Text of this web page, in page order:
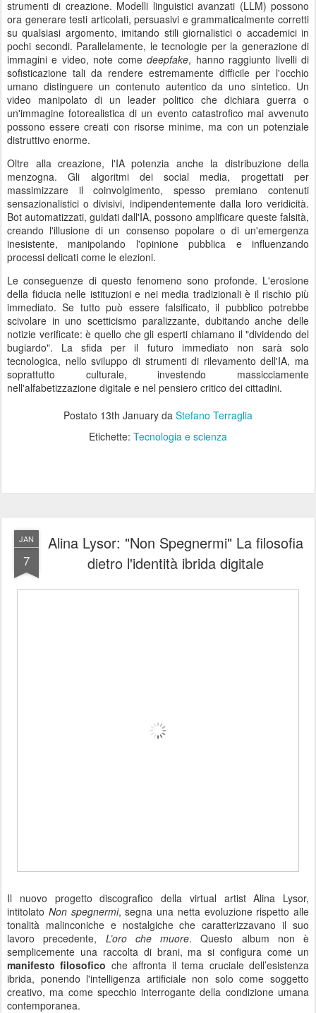
strumenti di creazione. Modelli linguistici avanzati (LLM) possono
ora generare testi articolati, persuasivi e grammaticalmente corretti
su qualsiasi argomento, imitando stili giornalistici o accademici in
pochi secondi. Parallelamente, le tecnologie per la generazione di
immagini e video, note comedeepfake, hanno raggiunto livelli di
sofisticazione tali da rendere estremamente difficile per l'occhio
umano distinguere un contenuto autentico da uno sintetico. Un
video manipolato di un leader politico che dichiara guerra o
un'immagine fotorealistica di un evento catastrofico mai avvenuto
possono essere creati con risorse minime, ma con un potenziale
distruttivo enorme.
Oltre alla creazione, l'IA potenzia anche la distribuzione della
menzogna. Gli algoritmi dei social media, progettati per
massimizzare il coinvolgimento, spesso premiano contenuti
sensazionalistici o divisivi, indipendentemente dalla loro veridicità.
Bot automatizzati, guidati dall'IA, possono amplificare queste falsità,
creando l'illusione di un consenso popolare o di un'emergenza
inesistente, manipolando l'opinione pubblica e influenzando
processi delicati come le elezioni.
Le conseguenze di questo fenomeno sono profonde. L'erosione
della fiducia nelle istituzioni e nei media tradizionali è il rischio più
immediato. Se tutto può essere falsificato, il pubblico potrebbe
scivolare in uno scetticismo paralizzante, dubitando anche delle
notizie verificate: è quello che gli esperti chiamano il "dividendo del
bugiardo". La sfida per il futuro immediato non sarà solo
tecnologica, nello sviluppo di strumenti di rilevamento dell'IA, ma
soprattutto culturale, investendo massicciamente
nell'alfabetizzazione digitale e nel pensiero critico dei cittadini.
Postato 13th January da Stefano Terraglia
Etichette: Tecnologia e scienza
JAN
7
Alina Lysor: "Non Spegnermi" La filosofia
dietro l'identità ibrida digitale
Il nuovo progetto discografico della virtual artist Alina Lysor,
intitolato Non spegnermi, segna una netta evoluzione rispetto alle
tonalità malinconiche e nostalgiche che caratterizzavano il suo
lavoro precedente, L’oro che muore. Questo album non è
semplicemente una raccolta di brani, ma si configura come un
manifesto filosofico che affronta il tema cruciale dell’esistenza
ibrida, ponendo l'intelligenza artificiale non solo come soggetto
creativo, ma come specchio interrogante della condizione umana
contemporanea.